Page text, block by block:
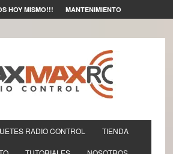
HOY MISMO!!! MANTENIMIENTO
RADIO CONTROL TIENDA